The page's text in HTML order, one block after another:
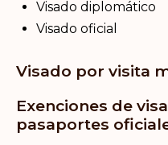
Visado diplomático
Visado oficial
Visado por visita
Exenciones de
pasaportes